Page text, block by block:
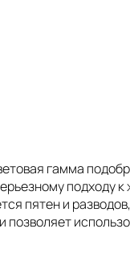
гамма
подходу
пятен и